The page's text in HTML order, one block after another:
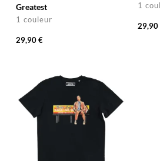
Greatest
1 couleur
29,90 €
1
29,90